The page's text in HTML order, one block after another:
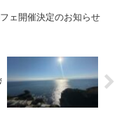
ェ開催決定のお知らせ